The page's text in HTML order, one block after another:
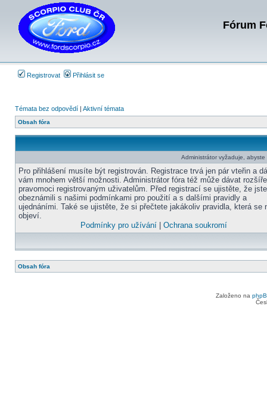
Fórum
Registrovat Přihlásit se
Témata bez odpovědí | Aktivní témata
Obsah fóra
Administrátor vyžaduje,
Pro přihlášení musíte být registrován. Registrace trvá jen pár vteřin a
vám mnohem větší možnosti. Administrátor fóra též může dávat
pravomoci registrovaným uživatelům. Před registrací se ujistěte, že
obeznámili s našimi podmínkami pro použití a s dalšími pravidly a
ujednáními. Také se ujistěte, že si přečtete jakákoliv pravidla, která se
objeví.
Podmínky pro užívání| Ochrana soukromí
Obsah fóra
Založeno na